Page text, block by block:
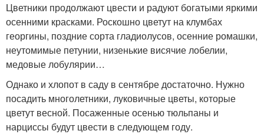
Цветники продолжают цвести и радуют богатыми яркими
осенними красками. Роскошно цветут на клумбах
георгины, поздние сорта гладиолусов, осенние ромашки,
неутомимые петунии, низенькие висячие лобелии,
медовые лобулярии…
Однако и хлопот в саду в сентябре достаточно. Нужно
посадить многолетники, луковичные цветы, которые
цветут весной. Посаженные осенью тюльпаны и
нарциссы будут цвести в следующем году.